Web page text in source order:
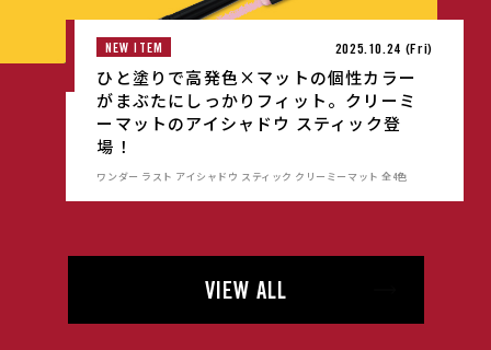
NEW ITEM 2025.10.24 (Fri)
ひと塗りで高発色×マットの個性カラー
がまぶたにしっかりフィット。クリーミ
ーマットのアイシャドウ スティック登
場！
ワンダー ラスト アイシャドウ スティック クリーミーマット 全4色
VIEW ALL